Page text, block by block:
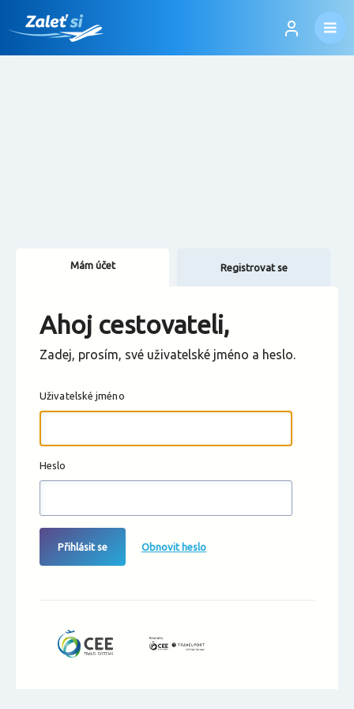
Změnit měnu
Mám účet Registrovat se
Ahoj cestovateli,
Zadej, prosím, své uživatelské jméno a heslo.
Uživatelské jméno
Heslo
Přihlásit se Obnovit heslo